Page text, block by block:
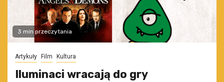
3 min przeczytania
Artykuły Film Kultura
Iluminaci wracają do gry